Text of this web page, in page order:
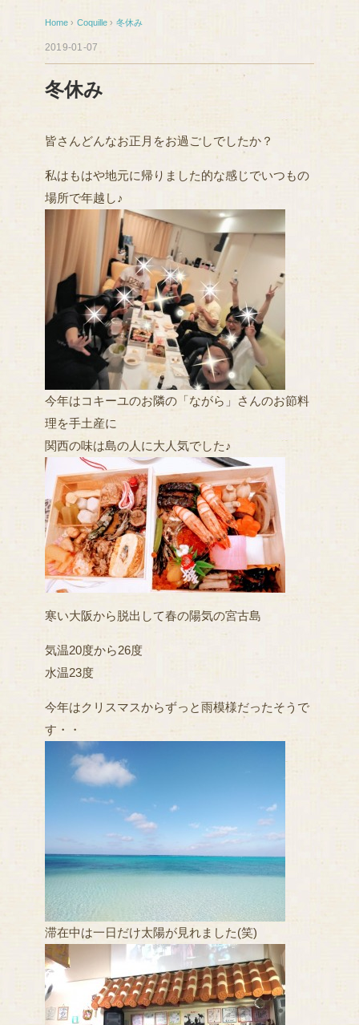
Home › Coquille › 冬休み
2019-01-07
冬休み
皆さんどんなお正月をお過ごしでしたか？
私はもはや地元に帰りました的な感じでいつもの
場所で年越し♪
今年はコキーユのお隣の「ながら」さんのお節料
理を手土産に
関西の味は島の人に大人気でした♪
寒い大阪から脱出して春の陽気の宮古島
気温20度から26度
水温23度
今年はクリスマスからずっと雨模様だったそうで
す・・
滞在中は一日だけ太陽が見れました(笑)